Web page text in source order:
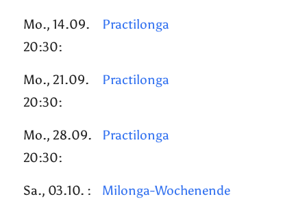
Mo., 14.09.
20:30:
Practilonga
Mo., 21.09.
20:30:
Practilonga
Mo., 28.09.
20:30:
Practilonga
Sa., 03.10. : Milonga-Wochenende